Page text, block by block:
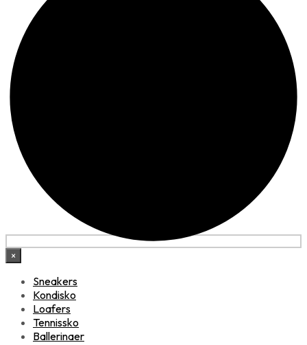
×
Sneakers
Kondisko
Loafers
Tennissko
Ballerinaer